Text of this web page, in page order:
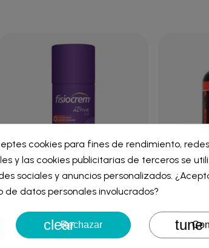
FISIOCREM SPRAY ACTIVE ICE 150
ML
10,29 €
deseos
Cancelar Crear lista de
guardar productos en su lista de deseos.
Cancelar Iniciar
cookies para fines de rendimiento,
y las cookies publicitarias de terceros se
sociales y anuncios personalizados.
de datos personales involucrados?
clearRechazar tune